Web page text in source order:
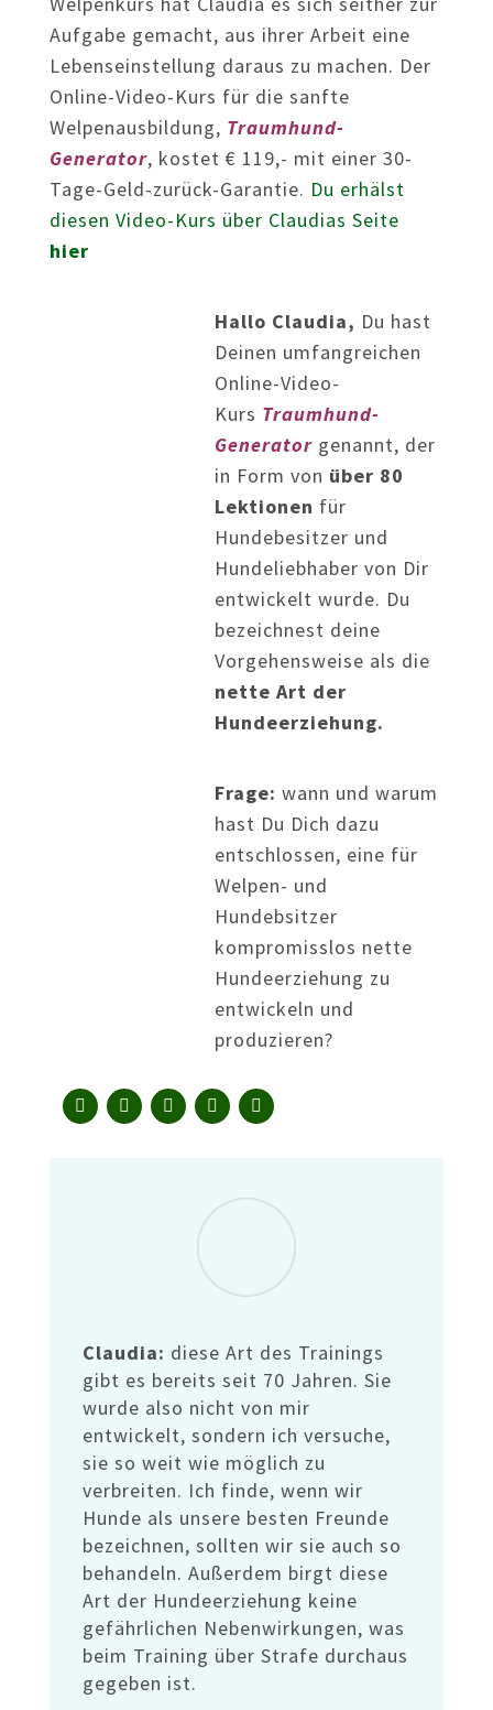
Aufgabe gemacht, aus ihrer Arbeit eine
Lebenseinstellung daraus zu machen. Der
Online-Video-Kurs für die sanfte
Welpenausbildung, Traumhund-
Generator, kostet € 119,- mit einer 30-
Tage-Geld-zurück-Garantie. Du erhälst
diesen Video-Kurs über Claudias Seite
hier
Hallo Claudia, Du hast
Deinen umfangreichen
Online-Video-
Kurs Traumhund-
Generatorgenannt, der
in Form von über 80
Lektionen für
Hundebesitzer und
Hundeliebhaber von Dir
entwickelt wurde. Du
bezeichnest deine
Vorgehensweise als die
nette Art der
Hundeerziehung.
Frage: wann und warum
hast Du Dich dazu
entschlossen, eine für
Welpen- und
Hundebsitzer
kompromisslos nette
Hundeerziehung zu
entwickeln und
produzieren?
Claudia: diese Art des Trainings
gibt es bereits seit 70 Jahren. Sie
wurde also nicht von mir
entwickelt, sondern ich versuche,
sie so weit wie möglich zu
verbreiten. Ich finde, wenn wir
Hunde als unsere besten Freunde
bezeichnen, sollten wir sie auch so
behandeln. Außerdem birgt diese
Art der Hundeerziehung keine
gefährlichen Nebenwirkungen, was
beim Training über Strafe durchaus
gegeben ist.